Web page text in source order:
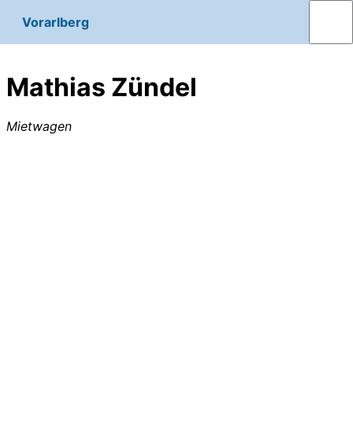
Vorarlberg
Mathias Zündel
Mietwagen